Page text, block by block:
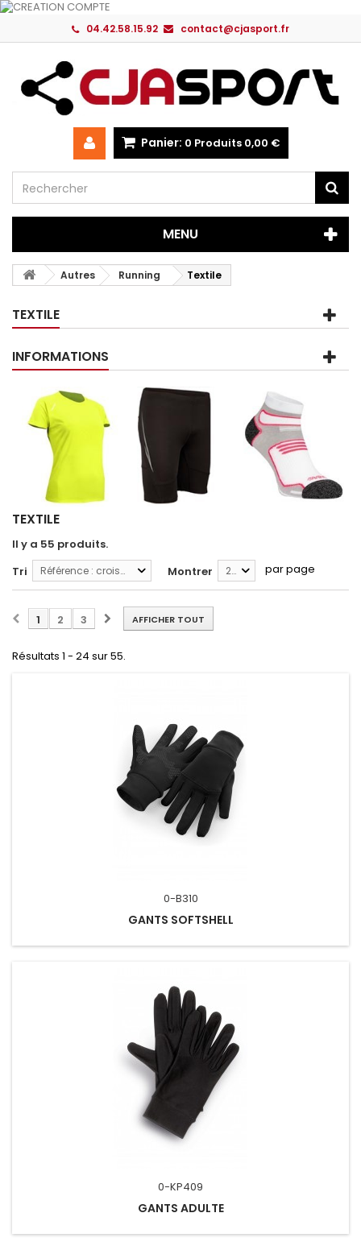
04.42.58.15.92 contact@cjasport.fr
Panier: 0 Produits 0,00 €
MENU
Autres Running Textile
TEXTILE
INFORMATIONS
TEXTILE
Il y a 55 produits.
Tri
Référence : croissante Montrer 24 par page
AFFICHER TOUT
1 2 3
Résultats 1 - 24 sur 55.
0-B310
GANTS SOFTSHELL
0-KP409
GANTS ADULTE